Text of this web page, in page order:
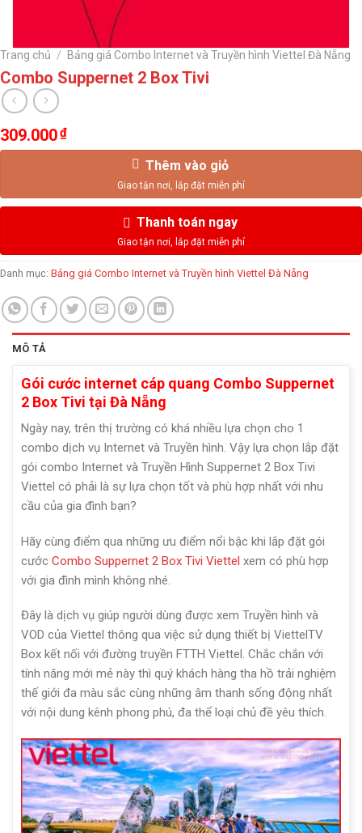
Trang chủ / Bảng giá Combo Internet và Truyền hình Viettel Đà Nẵng
Combo Suppernet 2 Box Tivi
309.000₫
Thêm vào giỏ
Thanh toán ngay
Danh mục: Bảng giá Combo Internet và Truyền hình Viettel Đà Nẵng
MÔ TẢ
Gói cước internet cáp quang Combo Suppernet
2 Box Tivi tại Đà Nẵng
Ngày nay, trên thị trường có khá nhiều lựa chọn cho 1
combo dịch vụ Internet và Truyền hình. Vậy lựa chọn lắp đặt
gói combo Internet và Truyền Hình Suppernet 2 Box Tivi
Viettel có phải là sự lựa chọn tốt và phù hợp nhất với nhu
cầu của gia đình bạn?
Hãy cùng điểm qua những ưu điểm nổi bậc khi lắp đặt gói
cước Combo Suppernet 2 Box Tivi Viettel xem có phù hợp
với gia đình mình không nhé.
Đây là dịch vụ giúp người dùng được xem Truyền hình và
VOD của Viettel thông qua việc sử dụng thiết bị ViettelTV
Box kết nối với đường truyền FTTH Viettel. Chắc chắn với
tính năng mới mẻ này thì quý khách hàng tha hồ trải nghiệm
thế giới đa màu sắc cùng những âm thanh sống động nhất
với nội dung kênh phong phú, đa thể loại chủ đề yêu thích.